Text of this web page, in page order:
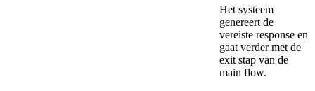
Het systeem
genereert de
vereiste response en
gaat verder met de
exit stap van de
main flow.